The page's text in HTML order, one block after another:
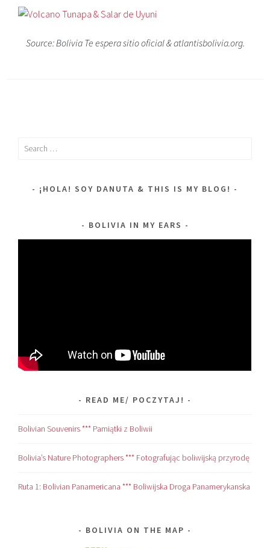
Source: Bolivia Te espera sitio oficial & atlantisbolivia.org.
Search
¡HOLA! SOY DANUTA & THIS IS MY BLOG!
BOLIVIA IN MY EARS
READ ME/ POCZYTAJ!
Bolivian Souvenirs *** Pamiątki z Boliwii
Bolivia’s Nature Photographers *** Fotografując boliwijską przyrodę
Ruta 1: Bolivian Panamericana *** Boliwijska Droga Panamerykanska
BOLIVIA ON THE MAP